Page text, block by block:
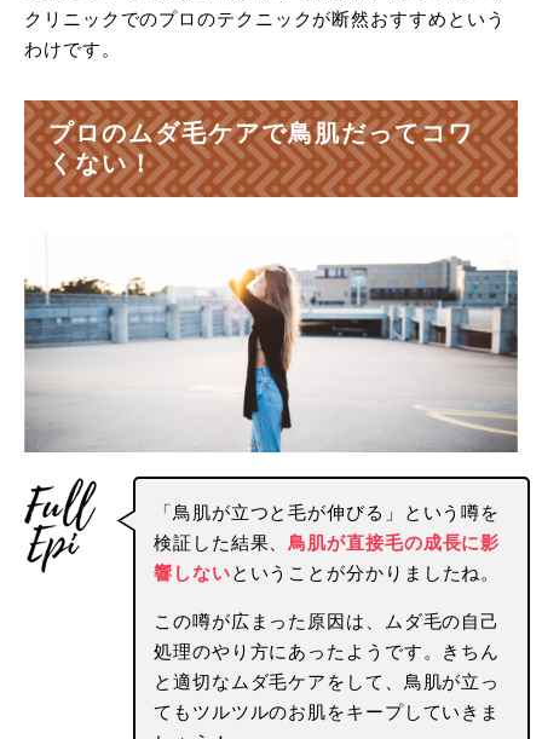
クリニックでのプロのテクニックが断然おすすめという
わけです。
プロのムダ毛ケアで鳥肌だってコワ
くない！
「鳥肌が立つと毛が伸びる」という噂を
検証した結果、鳥肌が直接毛の成長に影
響しないということが分かりましたね。
この噂が広まった原因は、ムダ毛の自己
処理のやり方にあったようです。きちん
と適切なムダ毛ケアをして、鳥肌が立っ
てもツルツルのお肌をキープしていきま